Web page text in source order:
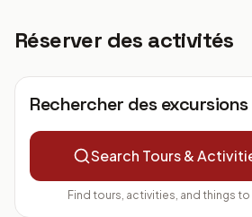
peuvent être fraîches, prévoyez
Réserver des activités
Rechercher des excursions
Search Tours &
Find tours, activities, and things to